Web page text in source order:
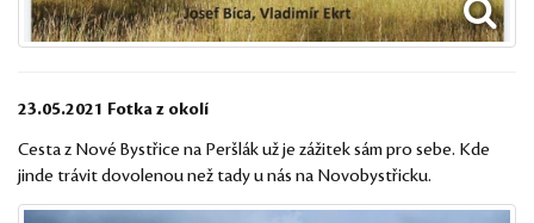
23.05.2021 Fotka z okolí
Cesta z Nové Bystřice na Peršlák už je zážitek sám pro sebe. Kde
jinde trávit dovolenou než tady u nás na Novobystřicku.